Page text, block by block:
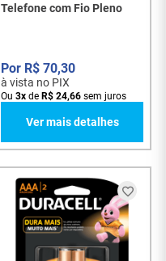
Telefone com Fio Pleno
R$ 70,30
à vista no PIX
Ou 3x de R$ 24,66 sem juros
Ver mais detalhes